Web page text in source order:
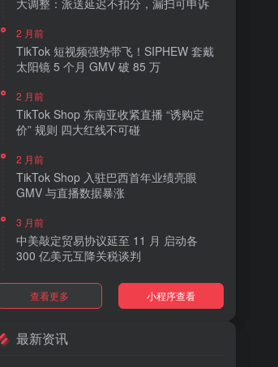
大调整：派送延迟不扣分，漏扫可申诉
2 月前
TikTok 短视频强势带飞！SIPHEW 套戴
太阳镜 5 个月 GMV 破 85 万
2 月前
TikTok Shop 东南亚收紧直播 “诱购定
价” 规则 四大红线不可碰
2 月前
TikTok Shop 入驻巴西首年业绩亮眼
GMV 与直播数据暴涨
3 月前
中美敲定贸易协议延至 11 月 启动各
300 亿美元互降关税谈判
3 月前
TikTok Shop 上线 “三日达” 标签 履约
3 月前
查看更多 小程序查看
最新资讯